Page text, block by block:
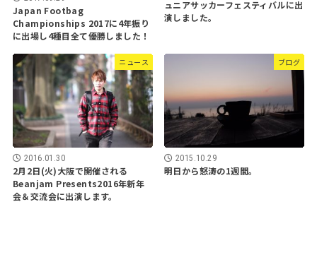
Japan Footbag
Championships 2017に4年振り
に出場し4種目全て優勝しました！
ュニアサッカーフェスティバルに出
演しました。
ニュース
2016.01.30
2月2日(火)大阪で開催される
Beanjam Presents2016年新年
会＆交流会に出演します。
ブログ
2015.10.29
明日から怒涛の1週間。